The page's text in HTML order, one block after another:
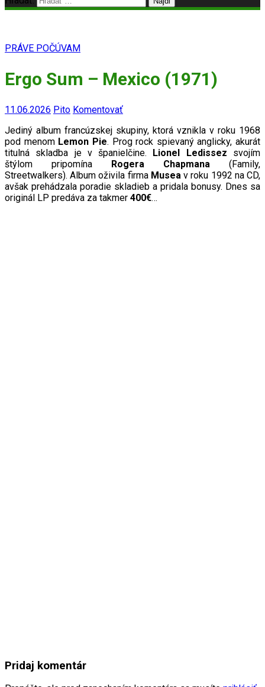
PRÁVE POČÚVAM
Ergo Sum – Mexico (1971)
11.06.2026 Pito Komentovať
Jediný album francúzskej skupiny, ktorá vznikla v roku 1968
pod menom Lemon Pie. Prog rock spievaný anglicky, akurát
titulná skladba je v španielčine. Lionel Ledissez svojím
štýlom pripomína Rogera Chapmana (Family,
Streetwalkers).Album oživila firma Musea v roku 1992 na CD,
avšak prehádzala poradie skladieb a pridala bonusy. Dnes sa
originál LP predáva za takmer 400€…
Pridaj komentár